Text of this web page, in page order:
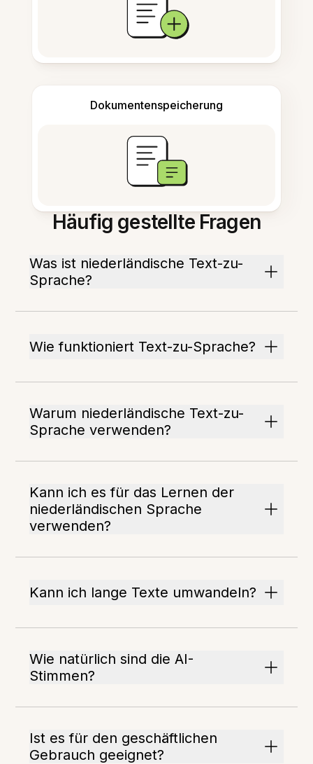
Dokumentenspeicherung
Häufig gestellte Fragen
Was ist niederländische Text-zu-
Sprache?
Wie funktioniert Text-zu-Sprache?
Warum niederländische Text-zu-
Sprache verwenden?
Kann ich es für das Lernen der
niederländischen Sprache
verwenden?
Kann ich lange Texte umwandeln?
Wie natürlich sind die AI-
Stimmen?
Ist es für den geschäftlichen
Gebrauch geeignet?